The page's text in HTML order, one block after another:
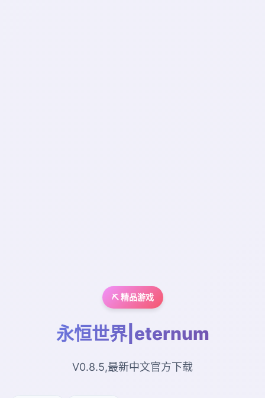
⛏️ 精品游戏
永恒世界|eternum
V0.8.5,最新中文官方下载